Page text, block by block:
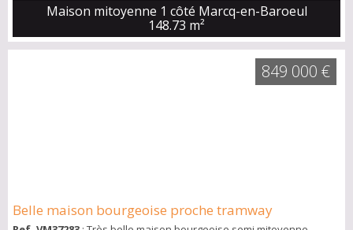
cette superbe maison en retrait de rue, offrant un environnement
calme et verdoyant. Dès l'entrée, vous serez séduits par un hall
d'accueil avec WC, un chaleureux salon agrémenté d'une cheminée
Maison mitoyenne 1 côté Marcq-en-Baroeul
148.73 m²
Belle maison bourgeoise proche tramway
849 000 €